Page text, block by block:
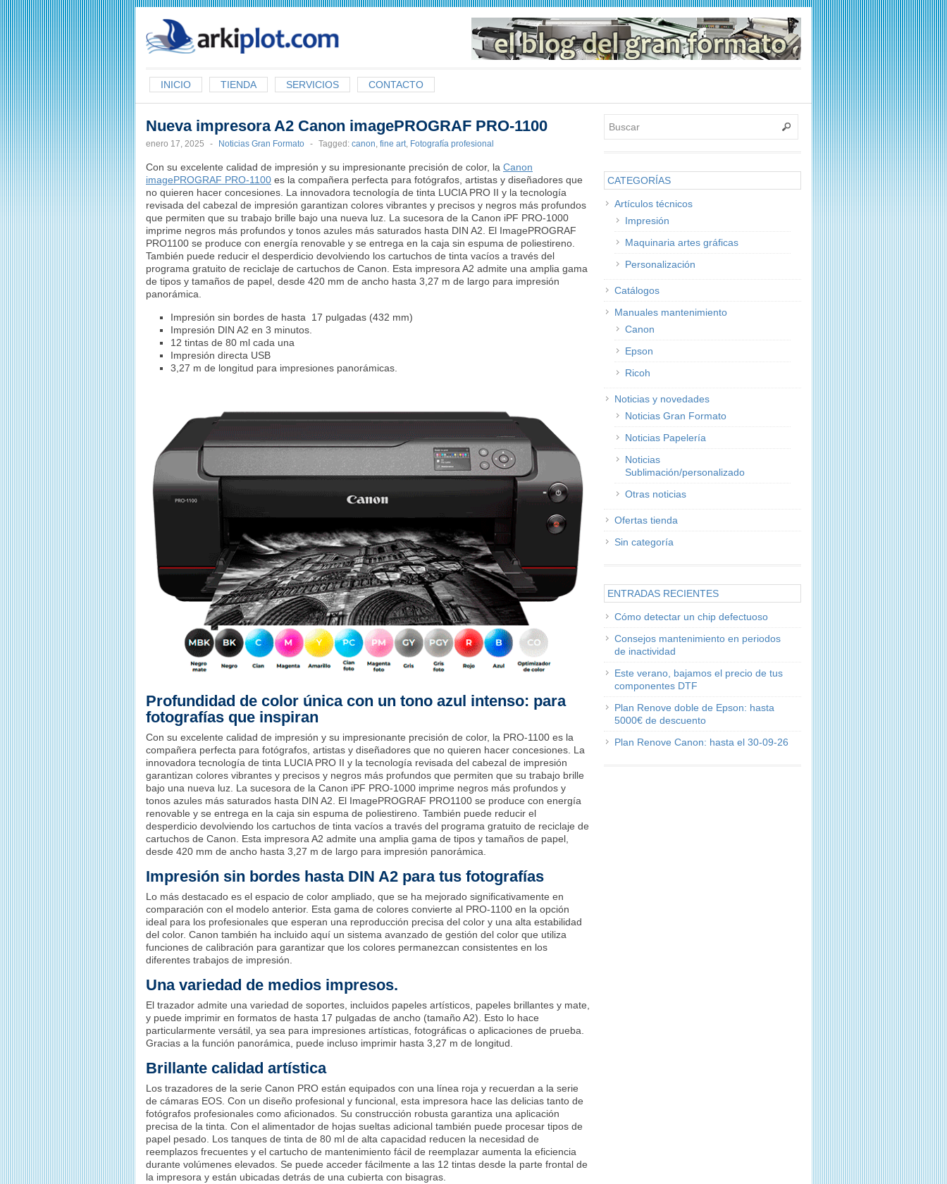
INICIO TIENDA SERVICIOS CONTACTO
Nueva impresora A2 Canon imagePROGRAF PRO-1100
enero 17, 2025 - Noticias Gran Formato - Tagged: canon, fine art, Fotografía profesional
Con su excelente calidad de impresión y su impresionante precisión de color, la Canon
imagePROGRAF PRO-1100 es la compañera perfecta para fotógrafos, artistas y diseñadores que
no quieren hacer concesiones. La innovadora tecnología de tinta LUCIA PRO II y la tecnología
revisada del cabezal de impresión garantizan colores vibrantes y precisos y negros más profundos
que permiten que su trabajo brille bajo una nueva luz. La sucesora de la Canon iPF PRO-1000
imprime negros más profundos y tonos azules más saturados hasta DIN A2. El ImagePROGRAF
PRO1100 se produce con energía renovable y se entrega en la caja sin espuma de poliestireno.
También puede reducir el desperdicio devolviendo los cartuchos de tinta vacíos a través del
programa gratuito de reciclaje de cartuchos de Canon. Esta impresora A2 admite una amplia gama
de tipos y tamaños de papel, desde 420 mm de ancho hasta 3,27 m de largo para impresión
panorámica.
Impresión sin bordes de hasta 17 pulgadas (432 mm)
Impresión DIN A2 en 3 minutos.
12 tintas de 80 ml cada una
Impresión directa USB
3,27 m de longitud para impresiones panorámicas.
Profundidad de color única con un tono azul intenso: para
fotografías que inspiran
Con su excelente calidad de impresión y su impresionante precisión de color, la PRO-1100 es la
compañera perfecta para fotógrafos, artistas y diseñadores que no quieren hacer concesiones. La
innovadora tecnología de tinta LUCIA PRO II y la tecnología revisada del cabezal de impresión
garantizan colores vibrantes y precisos y negros más profundos que permiten que su trabajo brille
bajo una nueva luz. La sucesora de la Canon iPF PRO-1000 imprime negros más profundos y
tonos azules más saturados hasta DIN A2. El ImagePROGRAF PRO1100 se produce con energía
renovable y se entrega en la caja sin espuma de poliestireno. También puede reducir el
desperdicio devolviendo los cartuchos de tinta vacíos a través del programa gratuito de reciclaje de
cartuchos de Canon. Esta impresora A2 admite una amplia gama de tipos y tamaños de papel,
desde 420 mm de ancho hasta 3,27 m de largo para impresión panorámica.
Impresión sin bordes hasta DIN A2 para tus fotografías
Lo más destacado es el espacio de color ampliado, que se ha mejorado significativamente en
comparación con el modelo anterior. Esta gama de colores convierte al PRO-1100 en la opción
ideal para los profesionales que esperan una reproducción precisa del color y una alta estabilidad
del color. Canon también ha incluido aquí un sistema avanzado de gestión del color que utiliza
funciones de calibración para garantizar que los colores permanezcan consistentes en los
diferentes trabajos de impresión.
Una variedad de medios impresos.
El trazador admite una variedad de soportes, incluidos papeles artísticos, papeles brillantes y mate,
y puede imprimir en formatos de hasta 17 pulgadas de ancho (tamaño A2). Esto lo hace
particularmente versátil, ya sea para impresiones artísticas, fotográficas o aplicaciones de prueba.
Gracias a la función panorámica, puede incluso imprimir hasta 3,27 m de longitud.
Brillante calidad artística
Los trazadores de la serie Canon PRO están equipados con una línea roja y recuerdan a la serie
de cámaras EOS. Con un diseño profesional y funcional, esta impresora hace las delicias tanto de
fotógrafos profesionales como aficionados. Su construcción robusta garantiza una aplicación
precisa de la tinta. Con el alimentador de hojas sueltas adicional también puede procesar tipos de
papel pesado. Los tanques de tinta de 80 ml de alta capacidad reducen la necesidad de
reemplazos frecuentes y el cartucho de mantenimiento fácil de reemplazar aumenta la eficiencia
durante volúmenes elevados. Se puede acceder fácilmente a las 12 tintas desde la parte frontal de
la impresora y están ubicadas detrás de una cubierta con bisagras.
CATEGORÍAS
Artículos técnicos
Impresión
Maquinaria artes gráficas
Personalización
Catálogos
Manuales mantenimiento
Canon
Epson
Ricoh
Noticias y novedades
Noticias Gran Formato
Noticias Papelería
Noticias
Sublimación/personalizado
Otras noticias
Ofertas tienda
Sin categoría
ENTRADAS RECIENTES
Cómo detectar un chip defectuoso
Consejos mantenimiento en periodos
de inactividad
Este verano, bajamos el precio de tus
componentes DTF
Plan Renove doble de Epson: hasta
5000€ de descuento
Plan Renove Canon: hasta el 30-09-26